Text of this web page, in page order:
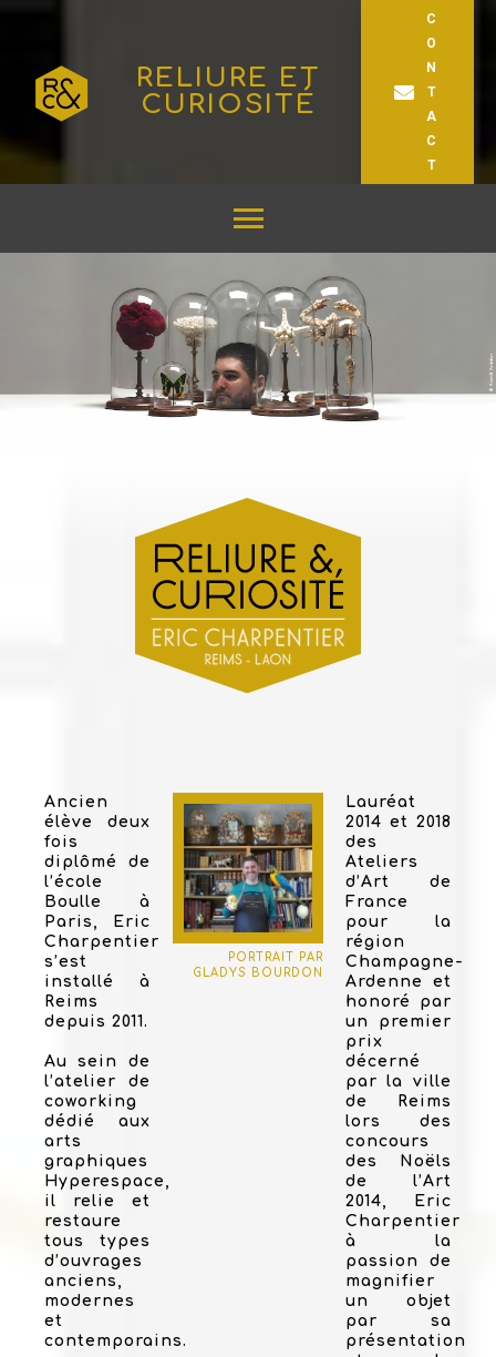
RELIURE ET
CURIOSITÉ
C
O
N
T
A
C
T
Ancien
élève deux
fois
diplômé de
l’école
Boulle à
Paris, Eric
Charpentier
s’est
installé à
Reims
depuis 2011.
Au sein de
l’atelier de
coworking
dédié aux
arts
graphiques
Hyperespace,
il relie et
restaure
tous types
d’ouvrages
anciens,
modernes
et
contemporains.
PORTRAIT PAR
GLADYS BOURDON
Lauréat
2014 et 2018
des
Ateliers
d’Art de
France
pour la
région
Champagne-
Ardenne et
honoré par
un premier
prix
décerné
par la ville
de Reims
lors des
concours
des Noëls
de l’Art
2014, Eric
Charpentier
à la
passion de
magnifier
un objet
par sa
présentation